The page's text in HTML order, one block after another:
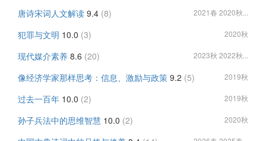
唐诗宋词人文解读 9.4 (8) 2021春 2020秋...
犯罪与文明 10.0 (3) 2020秋
现代媒介素养 8.6 (20) 2023秋 2022秋...
像经济学家那样思考：信息、激励与政策 9.2 (5) 2019秋
过去一百年 10.0 (2) 2019秋
孙子兵法中的思维智慧 10.0 (2) 2020秋